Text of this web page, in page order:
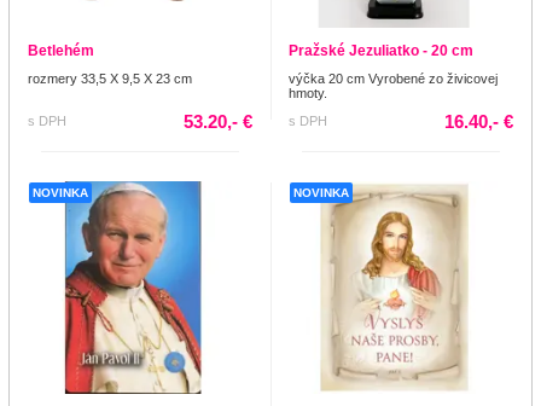
Betlehém
rozmery 33,5 X 9,5 X 23 cm
s DPH 53.20,- €
Pražské Jezuliatko - 20 cm
výčka 20 cm Vyrobené zo živicovej
hmoty.
s DPH
16.40,- €
NOVINKA NOVINKA